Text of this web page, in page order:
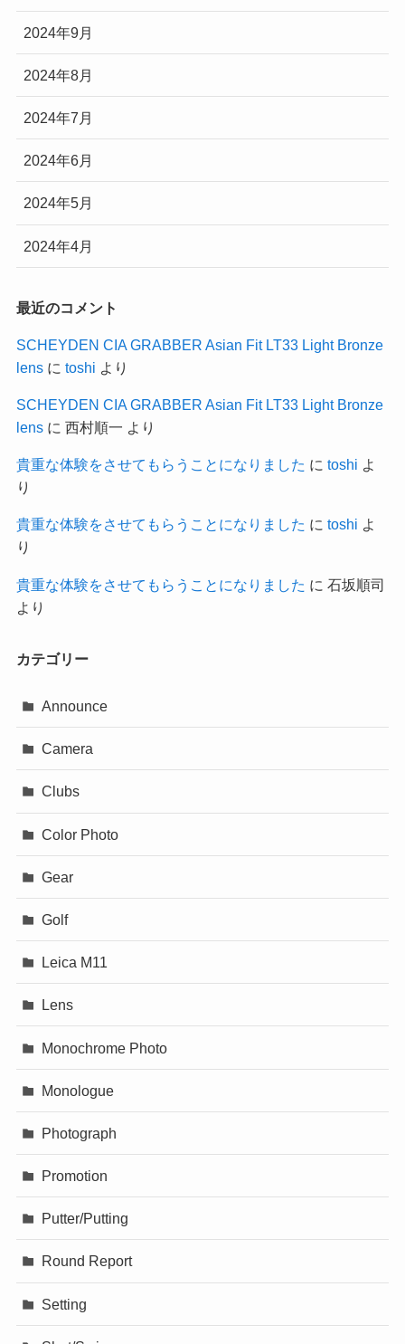
2024年9月
2024年8月
2024年7月
2024年6月
2024年5月
2024年4月
最近のコメント
SCHEYDEN CIA GRABBER Asian Fit LT33 Light Bronze
lensに toshi より
SCHEYDEN CIA GRABBER Asian Fit LT33 Light Bronze
lensに 西村順一 より
貴重な体験をさせてもらうことになりました に toshi よ
り
貴重な体験をさせてもらうことになりました に toshi よ
り
貴重な体験をさせてもらうことになりました に 石坂順司
より
カテゴリー
Announce
Camera
Clubs
Color Photo
Gear
Golf
Leica M11
Lens
Monochrome Photo
Monologue
Photograph
Promotion
Putter/Putting
Round Report
Setting